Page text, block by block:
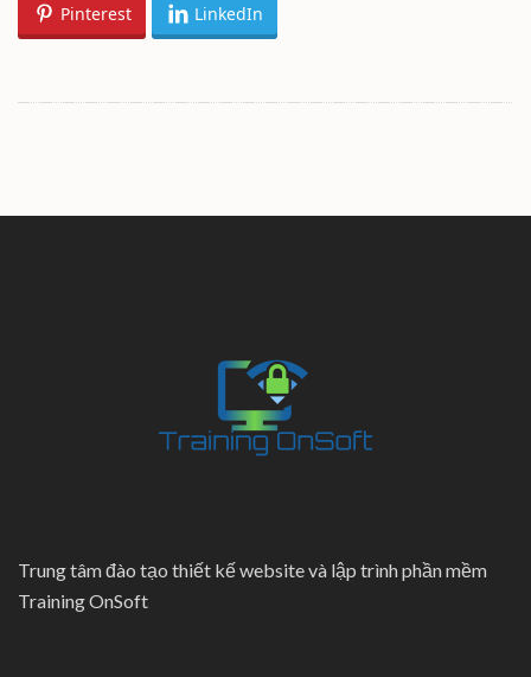
Pinterest LinkedIn
Trung tâm đào tạo thiết kế website và lập trình phần mềm
Training OnSoft